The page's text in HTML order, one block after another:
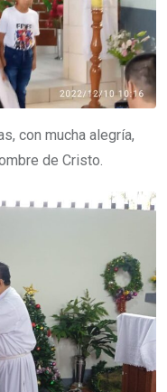
con mucha alegría,
de Cristo.